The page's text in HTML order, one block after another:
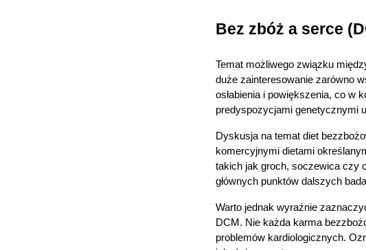
Bez zbóż a serce
Temat możliwego związku
duże zainteresowanie zarówno
osłabienia i powiększenia, co w
predyspozycjami genetycznymi
Dyskusja na temat diet
komercyjnymi dietami
takich jak groch, soczewica czy
głównych punktów dalszych
Warto jednak wyraźnie
DCM. Nie każda karma
problemów kardiologicznych.